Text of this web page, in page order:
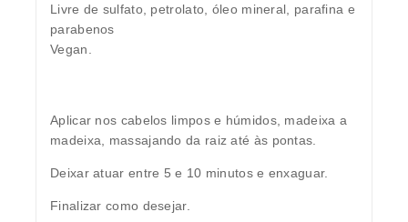
Livre de sulfato, petrolato, óleo mineral, parafina e
parabenos
Vegan.
Aplicar nos cabelos limpos e húmidos, madeixa a
madeixa, massajando da raiz até às pontas.
Deixar atuar entre 5 e 10 minutos e enxaguar.
Finalizar como desejar.